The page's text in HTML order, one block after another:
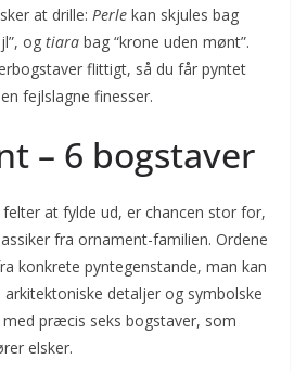
at drille: Perle kan skjules bag
og tiara bag “krone uden mønt”.
flittigt, så du får pyntet
fejlslagne finesser.
– 6 bogstaver
at fylde ud, er chancen stor for,
fra ornament-familien. Ordene
konkrete pyntegenstande, man kan
detaljer og symbolske
præcis seks bogstaver, som
elsker.